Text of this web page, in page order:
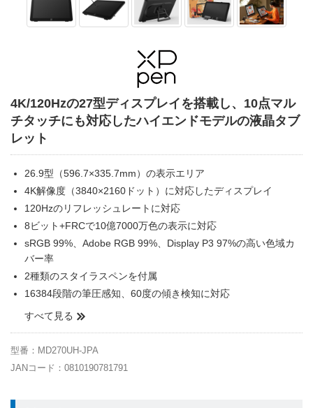
4K/120Hzの27型ディスプレイを搭載し、10点マル
チタッチにも対応したハイエンドモデルの液晶タブ
レット
26.9型（596.7×335.7mm）の表示エリア
4K解像度（3840×2160ドット）に対応したディスプレイ
120Hzのリフレッシュレートに対応
8ビット+FRCで10億7000万色の表示に対応
sRGB 99%、Adobe RGB 99%、Display P3 97%の高い色域カ
バー率
2種類のスタイラスペンを付属
16384段階の筆圧感知、60度の傾き検知に対応
すべて見る
型番：MD270UH-JPA
JANコード：0810190781791